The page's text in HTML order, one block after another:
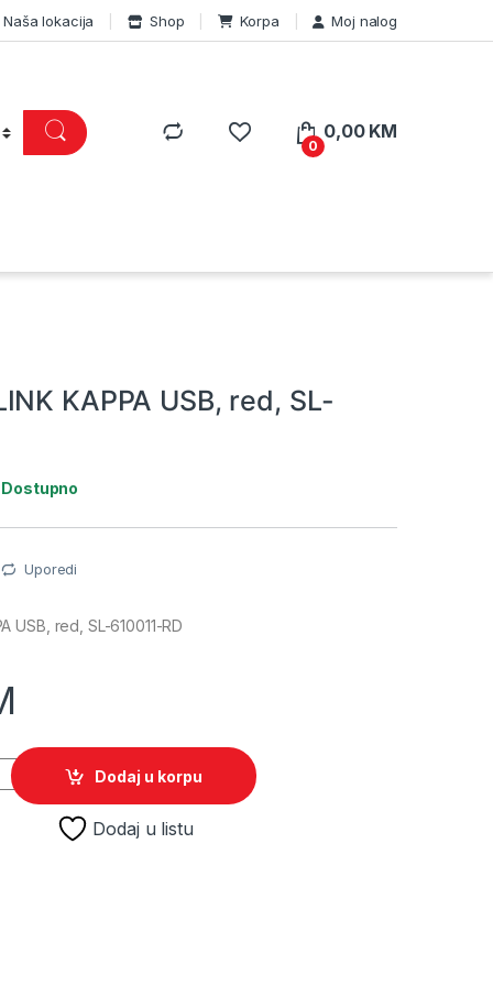
Naša lokacija Shop Korpa Moj nalog
0
0,00 KM
KAPPA USB, red, SL-
Dostupno
Uporedi
USB, red, SL-610011-RD
USB, red, SL-610011-RD quantity
Dodaj u korpu
Dodaj u listu